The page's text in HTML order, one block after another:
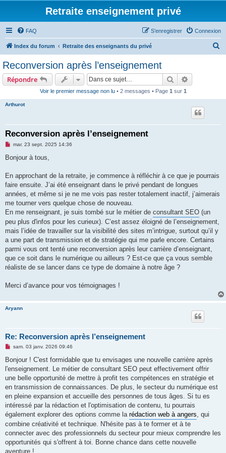
Retraite enseignement privé
FAQ Connexion
S’enregistrer
Index du forum Retraite des enseignants du privé
Reconversion après l’enseignement
Répondre Rechercher
Voir le premier message non lu• 2 messages • Page 1 sur 1
Arthurot
Reconversion après l’enseignement
M
s
g
n
o
l
u
mar. 23 sept. 2025 14:36
Bonjour à tous,
En approchant de la retraite, je commence à réfléchir à ce que je pourrais
faire ensuite. J’ai été enseignant dans le privé pendant de longues
années, et même si je ne me vois pas rester totalement inactif, j’aimerais
me tourner vers quelque chose de nouveau.
En me renseignant, je suis tombé sur le métier de consultant SEO (un
peu plus d'infos pour les curieux). C’est assez éloigné de l’enseignement,
mais l’idée de travailler sur la visibilité des sites m’intrigue, surtout qu’il y
a une part de transmission et de stratégie qui me parle encore. Certains
parmi vous ont tenté une reconversion après leur carrière d’enseignant,
que ce soit dans le numérique ou ailleurs ? Est-ce que ça vous semble
réaliste de se lancer dans ce type de domaine à notre âge ?
Merci d’avance pour vos témoignages !
Aryann
Re: Reconversion après l’enseignement
M
s
a
g
n
o
l
u
sam. 03 janv. 2026 09:46
Bonjour ! C'est formidable que tu envisages une nouvelle carrière après
l'enseignement. Le métier de consultant SEO peut effectivement offrir
une belle opportunité de mettre à profit tes compétences en stratégie et
en transmission de connaissances. De plus, le secteur du numérique est
en pleine expansion et accueille des personnes de tous âges. Si tu es
intéressé par la rédaction et l'optimisation de contenu, tu pourrais
également explorer des options comme la rédaction web à angers , qui
combine créativité et technique. N'hésite pas à te former et à te
connecter avec des professionnels du secteur pour mieux comprendre les
opportunités qui s'offrent à toi. Bonne chance dans cette nouvelle
aventure !